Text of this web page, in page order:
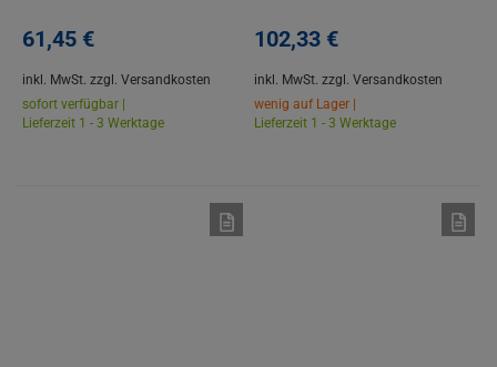
61,45 €
inkl. MwSt. zzgl. Versandkosten
sofort verfügbar |
Lieferzeit 1 - 3 Werktage
102,33 €
inkl. MwSt. zzgl. Versandkosten
wenig auf Lager |
Lieferzeit 1 - 3 Werktage